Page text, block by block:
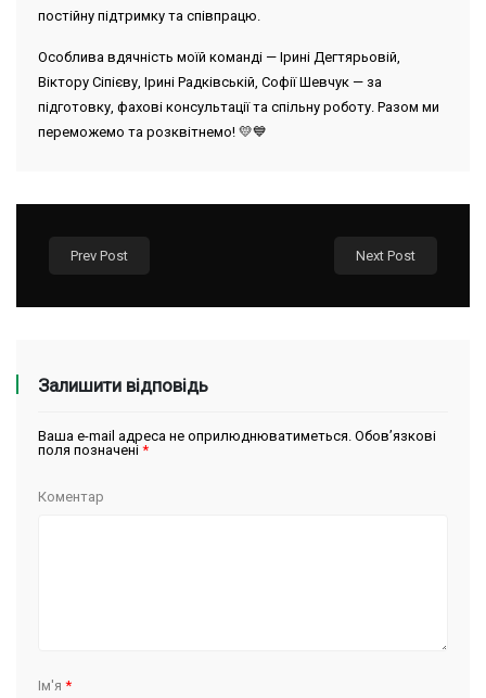
постійну підтримку та співпрацю.
Особлива вдячність моїй команді — Ірині Дегтярьовій,
Віктору Сіпієву, Ірині Радківській, Софії Шевчук — за
підготовку, фахові консультації та спільну роботу. Разом ми
переможемо та розквітнемо! 💛💙
Prev Post Next Post
Залишити відповідь
Ваша e-mail адреса не оприлюднюватиметься. Обов’язкові
поля позначені *
Коментар
Ім'я *